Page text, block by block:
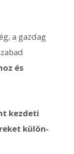
a gazdag
és
kezdeti
külön-